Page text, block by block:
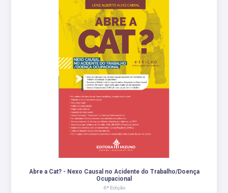
Abre a Cat? - Nexo Causal no Acidente do Trabalho/Doença
Ocupacional
6ª Edição